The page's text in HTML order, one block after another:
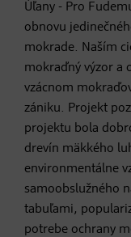
Úľany - Pro
obnovu
mokrade. Naším
mokraďný výzor a
vzácnom
zániku. Projekt
projektu bola
drevín mäkkého
environmentálne
samoobslužného
tabuľami,
potrebe ochrany